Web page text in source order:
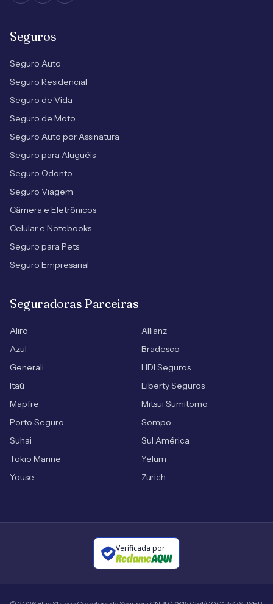
Seguros
Seguro Auto
Seguro Residencial
Seguro de Vida
Seguro de Moto
Seguro Auto por Assinatura
Seguro para Aluguéis
Seguro Odonto
Seguro Viagem
Câmera e Eletrônicos
Celular e Notebooks
Seguro para Pets
Seguro Empresarial
Seguradoras Parceiras
Aliro
Allianz
Azul
Bradesco
Generali
HDI Seguros
Itaú
Liberty Seguros
Mapfre
Mitsui Sumitomo
Porto Seguro
Sompo
Suhai
Sul América
Tokio Marine
Yelum
Youse
Zurich
Verificada por